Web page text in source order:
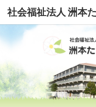
社会福祉法人 洲本